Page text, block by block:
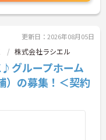
ポイント
お気軽に
更新日：2026年08月05日
株式会社ラシエル
グループホーム
）の募集！＜契約